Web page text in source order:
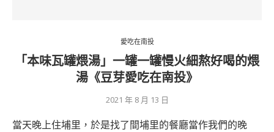
愛吃在南投
「本味瓦罐煨湯」一罐一罐慢火細熬好喝的煨
湯《豆芽愛吃在南投》
2021 年 8 月 13 日
當天晚上住埔里，於是找了間埔里的餐廳當作我們的晚